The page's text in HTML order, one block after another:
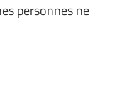
personnes ne